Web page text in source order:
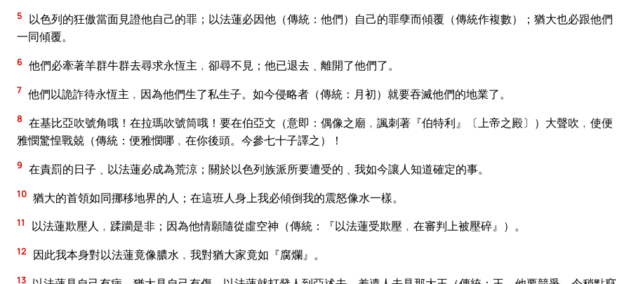
5
以色列的狂傲當面見證他自己的罪；以法蓮必因他（傳統：他們）自己的罪孽而傾覆（傳統作複數）；猶大也必跟他們
一同傾覆。
6 他們必牽著羊群牛群去尋求永恆主﹐卻尋不見；他已退去﹑離開了他們了。
7 他們以詭詐待永恆主﹐因為他們生了私生子。如今侵略者（傳統：月初）就要吞滅他們的地業了。
8 在基比亞吹號角哦！在拉瑪吹號筒哦！要在伯亞文（意即：偶像之廟﹐諷刺著『伯特利』〔上帝之殿〕）大聲吹﹐使便
雅憫驚惶戰兢（傳統：便雅憫哪﹐在你後頭。今參七十子譯之）！
9 在責罰的日子﹑以法蓮必成為荒涼；關於以色列族派所要遭受的﹑我如今讓人知道確定的事。
10 猶大的首領如同挪移地界的人；在這班人身上我必傾倒我的震怒像水一樣。
11 以法蓮欺壓人﹐蹂躪是非；因為他情願隨從虛空神（傳統：『以法蓮受欺壓﹐在審判上被壓碎』）。
12 因此我本身對以法蓮竟像膿水﹐我對猶大家竟如『腐爛』。
13